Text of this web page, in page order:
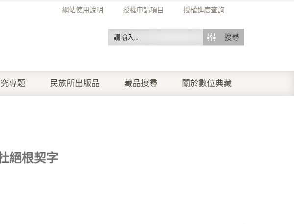
網站使用說明 授權申請項目 授權進度查詢
搜尋
專題 民族所出版品 藏品搜尋 關於數位典藏
絕根契字